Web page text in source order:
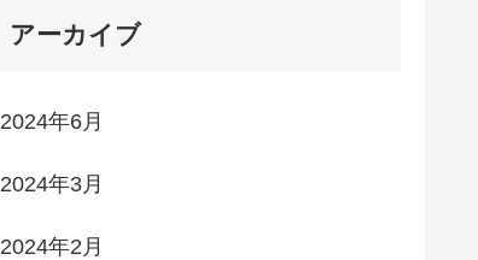
アーカイブ
2024年6月
2024年3月
2024年2月